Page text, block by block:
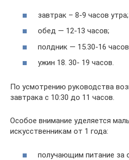
завтрак – 8-9 часов утра;
обед — 12-13 часов;
полдник — 15.30-16
ужин 18. 30- 19 часов.
По усмотрению руководства
завтрака с 10:30 до 11 часов.
Особое внимание уделяется
искусственникам от 1 года:
получающим питание за